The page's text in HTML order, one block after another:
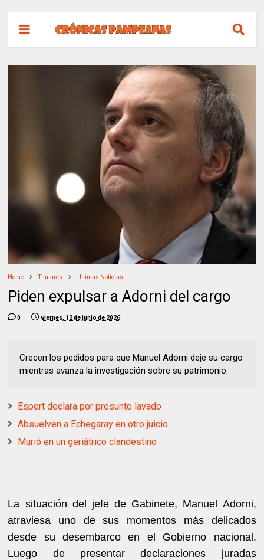
Home Titulares Ultimas Noticias
Piden expulsar a Adorni del cargo
0 viernes, 12 de junio de 2026
Crecen los pedidos para que Manuel Adorni deje su cargo
mientras avanza la investigación sobre su patrimonio.
Espert declara por presunto lavado
Absuelven a Echegaray en otro juicio
Murió en un geriátrico clandestino
La situación del jefe de Gabinete, Manuel Adorni,
atraviesa uno de sus momentos más delicados
desde su desembarco en el Gobierno nacional.
Luego de presentar declaraciones juradas